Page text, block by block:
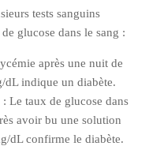
tests sanguins
glucose dans le sang :
après une nuit de
dL indique un diabète.
: Le taux de glucose dans
avoir bu une solution
dL confirme le diabète.